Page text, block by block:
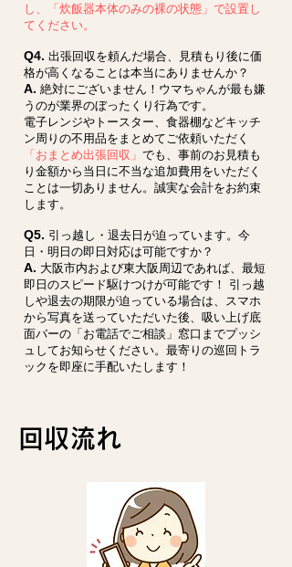
し、「炊飯器本体のみの裸の状態」で設置し
てください。
Q4. 出張回収を頼んだ場合、見積もり後に価
格が高くなることは本当にありませんか？
A. 絶対にございません！ウマちゃんが最も嫌
うのが業界のぼったくり行為です。
電子レンジやトースター、食器棚などキッチ
ン周りの不用品をまとめてご依頼いただく
「おまとめ出張回収」 でも、事前のお見積も
り金額から当日に不当な追加費用をいただく
ことは一切ありません。誠実な会計をお約束
します。
Q5. 引っ越し・退去日が迫っています。今
日・明日の即日対応は可能ですか？
A. 大阪市内および東大阪周辺であれば、最短
即日のスピード駆けつけが可能です！ 引っ越
しや退去の期限が迫っている場合は、スマホ
から写真を送っていただいた後、吸い上げ底
面バーの「お電話でご相談」窓口までプッシ
ュしてお知らせください。最寄りの巡回トラ
ックを即座に手配いたします！
回収流れ